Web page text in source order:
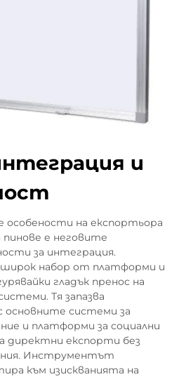
и
особености на експортьора
пинове е неговите
за интеграция.
набор от платформи и
гладък пренос на
Тя запазва
основните системи за
и платформи за социални
директни експорти без
Инструментът
към изискванията на